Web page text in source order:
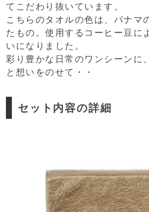
てこだわり抜いています。
こちらのタオルの色は、パナマ
たもの。使用するコーヒー豆に
いになりました。
彩り豊かな日常のワンシーンに
と想いをのせて・・
セット内容の詳細